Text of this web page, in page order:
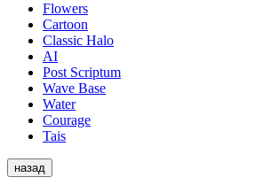
Flowers
Cartoon
Classic Halo
AI
Post Scriptum
Wave Base
Water
Courage
Tais
назад